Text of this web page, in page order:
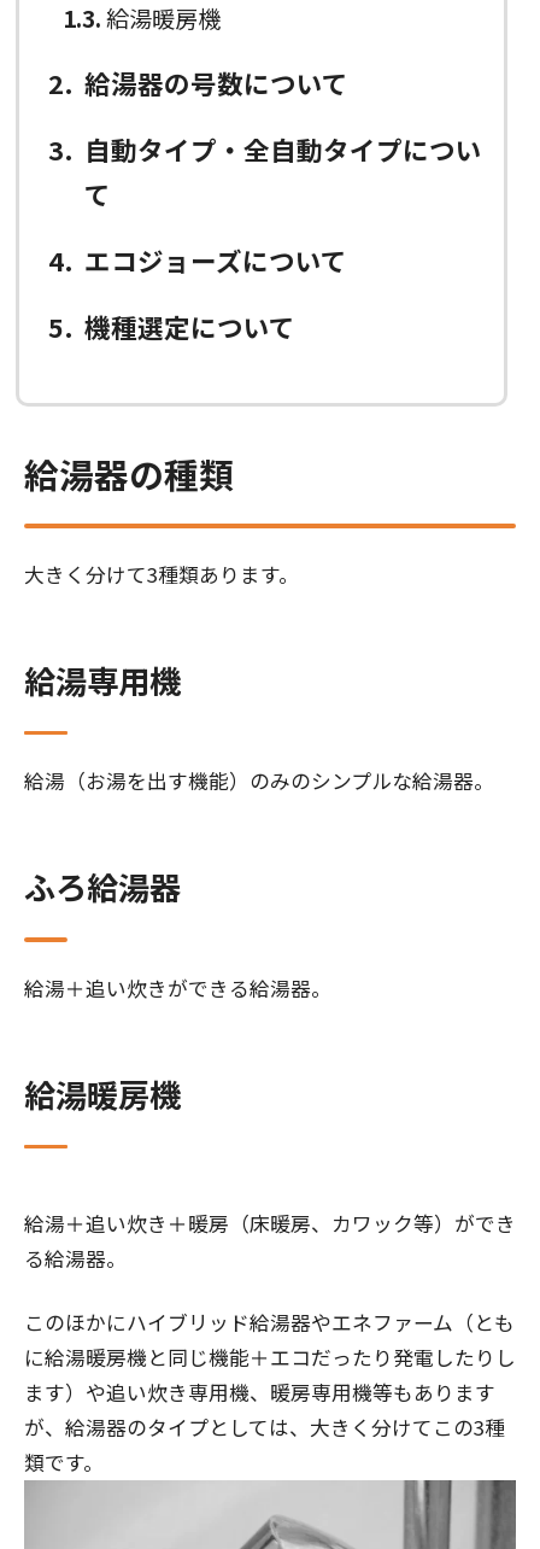
1.3 給湯暖房機
2 給湯器の号数について
3
自動タイプ・全自動タイプについ
て
4 エコジョーズについて
5 機種選定について
給湯器の種類
大きく分けて3種類あります。
給湯専用機
給湯（お湯を出す機能）のみのシンプルな給湯器。
ふろ給湯器
給湯＋追い炊きができる給湯器。
給湯暖房機
給湯＋追い炊き＋暖房（床暖房、カワック等）ができ
る給湯器。
このほかにハイブリッド給湯器やエネファーム（とも
に給湯暖房機と同じ機能＋エコだったり発電したりし
ます）や追い炊き専用機、暖房専用機等もあります
が、給湯器のタイプとしては、大きく分けてこの3種
類です。